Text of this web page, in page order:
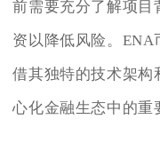
前需要充分了解项目
资以降低风险。
借其独特的技术架构
心化金融生态中的重